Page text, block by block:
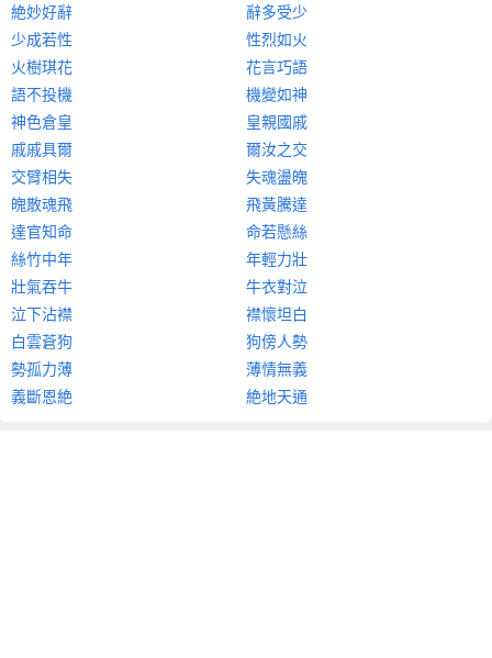
絶妙好辭
辭多受少
少成若性
性烈如火
火樹琪花
花言巧語
語不投機
機變如神
神色倉皇
皇親國戚
戚戚具爾
爾汝之交
交臂相失
失魂盪魄
魄散魂飛
飛黃騰達
達官知命
命若懸絲
絲竹中年
年輕力壯
壯氣吞牛
牛衣對泣
泣下沾襟
襟懷坦白
白雲蒼狗
狗傍人勢
勢孤力薄
薄情無義
義斷恩絶
絶地天通